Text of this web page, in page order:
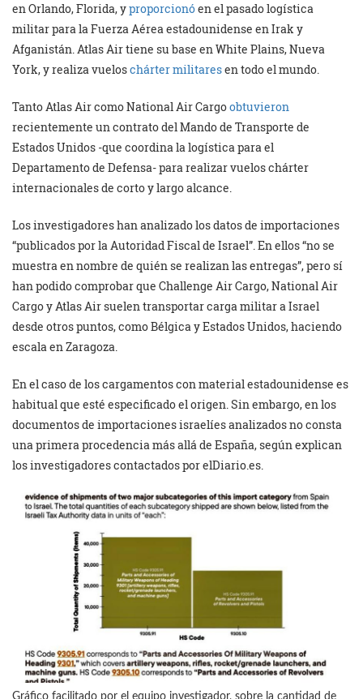
en Orlando, Florida, yproporcionóen el pasado logística
militar para la Fuerza Aérea estadounidense en Irak y
Afganistán. Atlas Air tiene su base en White Plains, Nueva
York, y realiza vueloschárter militaresen todo el mundo.
Tanto Atlas Air como National Air Cargoobtuvieron
recientemente un contrato del Mando de Transporte de
Estados Unidos -que coordina la logística para el
Departamento de Defensa- para realizar vuelos chárter
internacionales de corto y largo alcance.
Los investigadores han analizado los datos de importaciones
“publicados por la Autoridad Fiscal de Israel”. En ellos “no se
muestra en nombre de quién se realizan las entregas”, pero sí
han podido comprobar que Challenge Air Cargo, National Air
Cargo y Atlas Air suelen transportar carga militar a Israel
desde otros puntos, como Bélgica y Estados Unidos, haciendo
escala en Zaragoza.
En el caso de los cargamentos con material estadounidense es
habitual que esté especificado el origen. Sin embargo, en los
documentos de importaciones israelíes analizados no consta
una primera procedencia más allá de España, según explican
los investigadores contactados por elDiario.es.